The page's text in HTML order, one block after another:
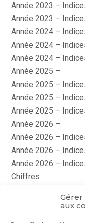
aux
Année 2023 –
Année 2023 –
Année 2024 –
Année 2024 –
Année 2024 –
Année 2025 –
Année 2025 –
Année 2025 –
Année 2025 –
Année 2026 –
Année 2026 –
Année 2026 –
Année 2026 –
Chiffres
Le coin du dirigeant